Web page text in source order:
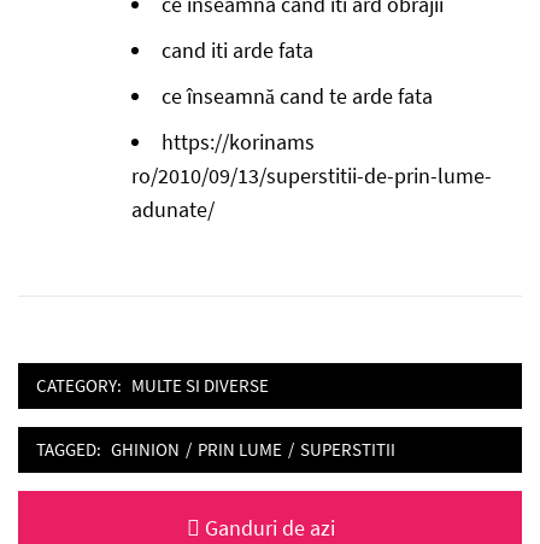
cand iti arde fata
ce înseamnă cand te arde fata
https://korinams
ro/2010/09/13/superstitii-de-prin-lume-
adunate/
CATEGORY: MULTE SI DIVERSE
TAGGED: GHINION / PRIN LUME / SUPERSTITII
Previous
Ganduri de azi